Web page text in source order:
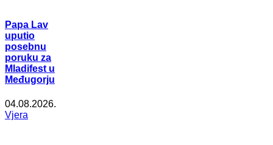
Papa Lav
uputio
posebnu
poruku za
Mladifest u
Međugorju
04.08.2026.
Vjera